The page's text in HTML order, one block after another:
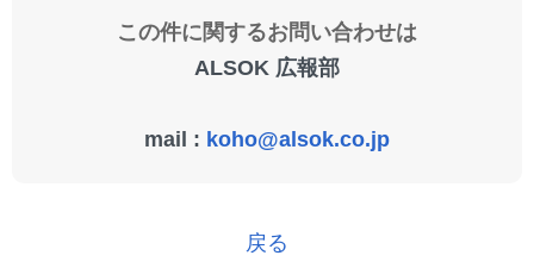
この件に関するお問い合わせは
ALSOK 広報部
mail : koho@alsok.co.jp
戻る